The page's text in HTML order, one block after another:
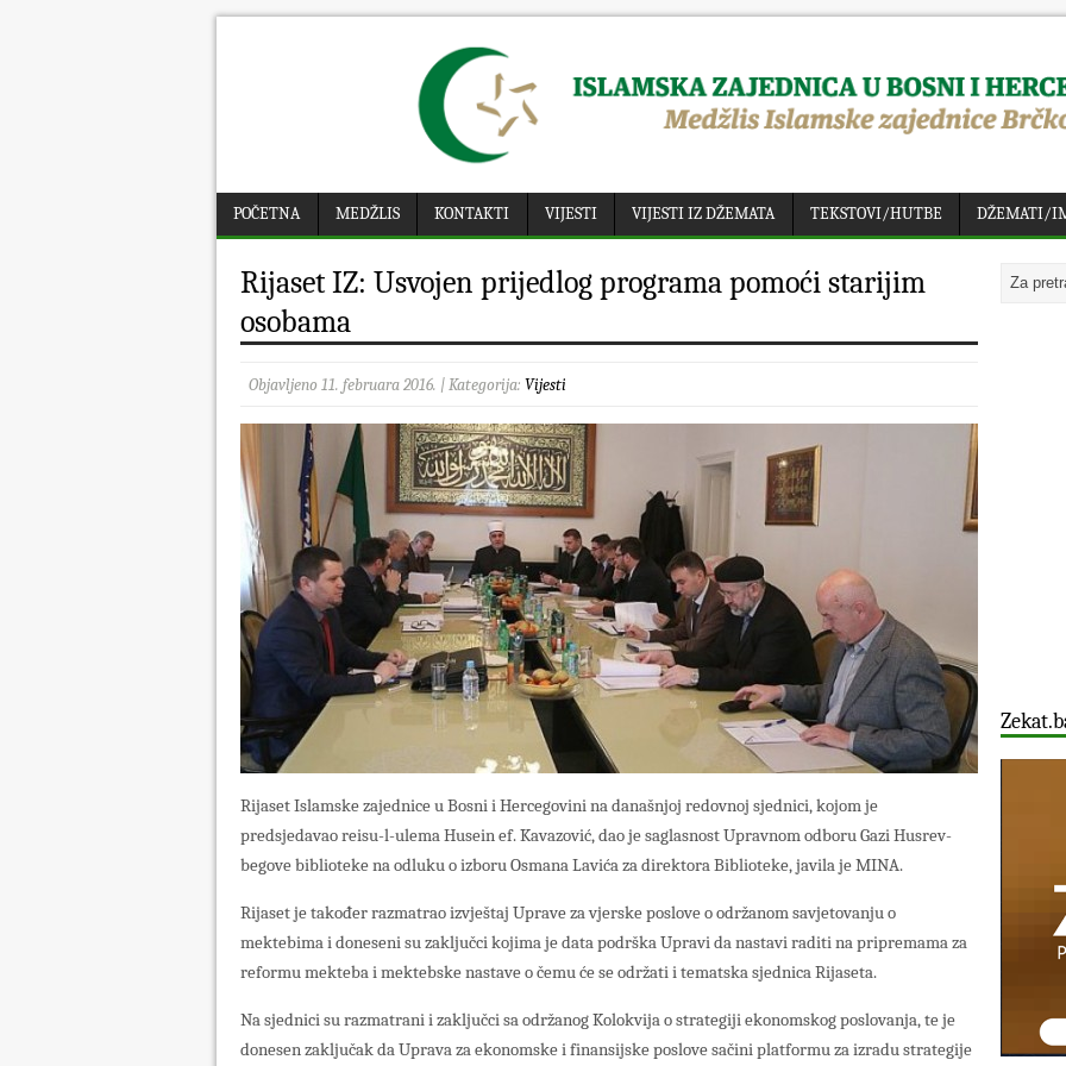
POČETNA MEDŽLIS KONTAKTI VIJESTI VIJESTI IZ DŽEMATA TEKSTOVI/HUTBE DŽEMATI/
Rijaset IZ: Usvojen prijedlog programa pomoći starijim
osobama
Objavljeno 11. februara 2016. | Kategorija: Vijesti
Rijaset Islamske zajednice u Bosni i Hercegovini na današnjoj redovnoj sjednici, kojom je
predsjedavao reisu-l-ulema Husein ef. Kavazović, dao je saglasnost Upravnom odboru Gazi Husrev-
begove biblioteke na odluku o izboru Osmana Lavića za direktora Biblioteke, javila je MINA.
Rijaset je također razmatrao izvještaj Uprave za vjerske poslove o održanom savjetovanju o
mektebima i doneseni su zaključci kojima je data podrška Upravi da nastavi raditi na pripremama za
reformu mekteba i mektebske nastave o čemu će se održati i tematska sjednica Rijaseta.
Na sjednici su razmatrani i zaključci sa održanog Kolokvija o strategiji ekonomskog poslovanja, te je
donesen zaključak da Uprava za ekonomske i finansijske poslove sačini platformu za izradu strategije